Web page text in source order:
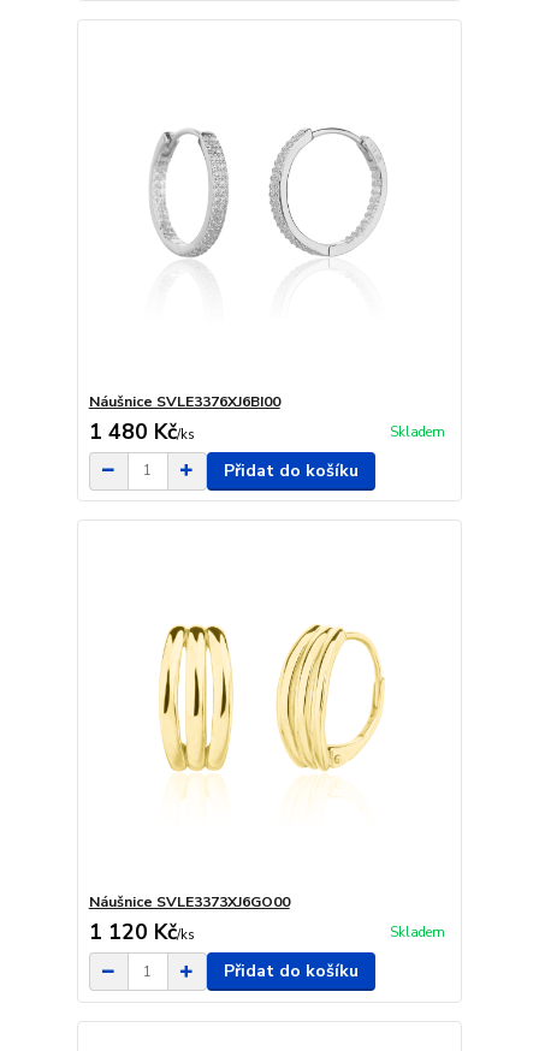
Náušnice SVLE3376XJ6BI00
1 480 Kč/ks Skladem
Přidat do košíku
Náušnice SVLE3373XJ6GO00
1 120 Kč/ks Skladem
Přidat do košíku